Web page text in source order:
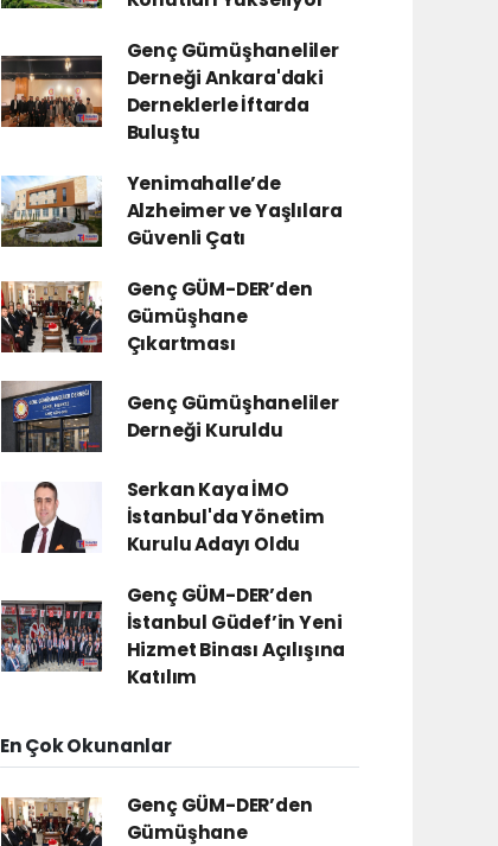
Genç Gümüşhaneliler
Derneği Ankara'daki
Derneklerle İftarda
Buluştu
Yenimahalle’de
Alzheimer ve Yaşlılara
Güvenli Çatı
Genç GÜM-DER’den
Gümüşhane
Çıkartması
Genç Gümüşhaneliler
Derneği Kuruldu
Serkan Kaya İMO
İstanbul'da Yönetim
Kurulu Adayı Oldu
Genç GÜM-DER’den
İstanbul Güdef’in Yeni
Hizmet Binası Açılışına
Katılım
En Çok Okunanlar
Genç GÜM-DER’den
Gümüşhane